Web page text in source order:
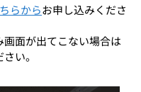
らからお申し込みくださ
面が出てこない場合は
い。